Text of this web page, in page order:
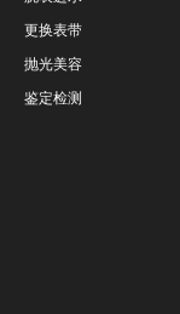
更换表带
抛光美容
鉴定检测